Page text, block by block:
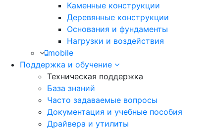
Каменные конструкции
Деревянные конструкции
Основания и фундаменты
Нагрузки и воздействия
mobile
Поддержка и обучение
Техническая поддержка
База знаний
Часто задаваемые вопросы
Документация и учебные пособия
Драйвера и утилиты